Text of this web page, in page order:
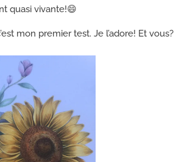
quasi vivante!😄
mon premier test. Je l’adore! Et vous?